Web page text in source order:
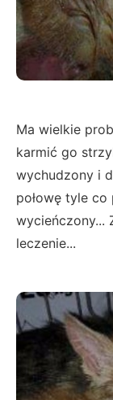
Ma wielkie
karmić go
wychudzony i
połowę tyle co
wycieńczony...
leczenie...